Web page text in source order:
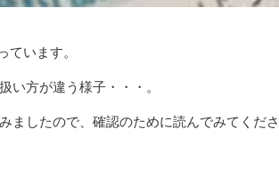
います。
い方が違う様子・・・。
ましたので、確認のために読んでみてくだ